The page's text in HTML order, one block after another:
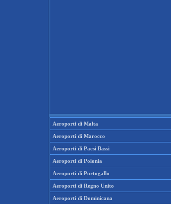
Aeroporti di Malta
Aeroporti di Marocco
Aeroporti di Paesi Bassi
Aeroporti di Polonia
Aeroporti di Portogallo
Aeroporti di Regno Unito
Aeroporti di Dominicana